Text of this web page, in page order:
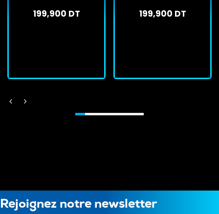
199,900 DT 199,900 DT
Rejoignez notre newsletter